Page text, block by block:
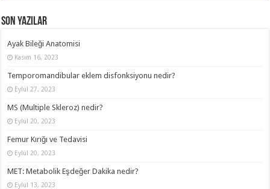
Son Yazılar
Ayak Bileği Anatomisi
Kasım 16, 2023
Temporomandibular eklem disfonksiyonu nedir?
Eylül 27, 2023
MS (Multiple Skleroz) nedir?
Eylül 20, 2023
Femur Kırığı ve Tedavisi
Eylül 20, 2023
MET: Metabolik Eşdeğer Dakika nedir?
Eylül 13, 2023